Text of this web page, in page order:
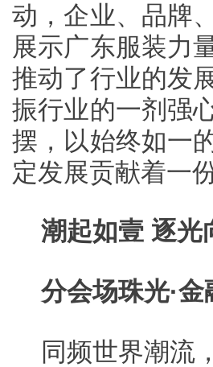
动，企业、品牌
展示广东服装力
推动了行业的发
振行业的一剂强
摆，以始终如一
定发展贡献着一
潮起如壹 逐光
分会场珠光·
同频世界潮流